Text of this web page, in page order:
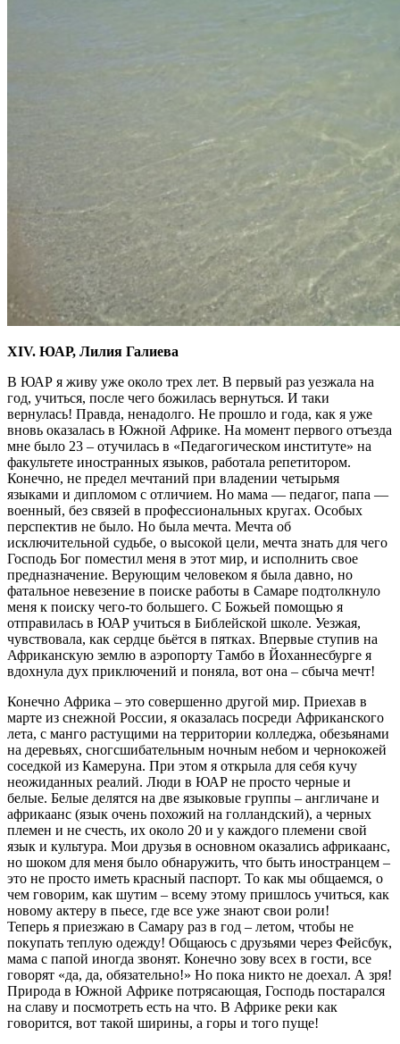
XIV. ЮАР, Лилия Галиева
В ЮАР я живу уже около трех лет. В первый раз уезжала на
год, учиться, после чего божилась вернуться. И таки
вернулась! Правда, ненадолго. Не прошло и года, как я уже
вновь оказалась в Южной Африке. На момент первого отъезда
мне было 23 – отучилась в «Педагогическом институте» на
факультете иностранных языков, работала репетитором.
Конечно, не предел мечтаний при владении четырьмя
языками и дипломом с отличием. Но мама — педагог, папа —
военный, без связей в профессиональных кругах. Особых
перспектив не было. Но была мечта. Мечта об
исключительной судьбе, о высокой цели, мечта знать для чего
Господь Бог поместил меня в этот мир, и исполнить свое
предназначение. Верующим человеком я была давно, но
фатальное невезение в поиске работы в Самаре подтолкнуло
меня к поиску чего-то большего. С Божьей помощью я
отправилась в ЮАР учиться в Библейской школе. Уезжая,
чувствовала, как сердце бьётся в пятках. Впервые ступив на
Африканскую землю в аэропорту Тамбо в Йоханнесбурге я
вдохнула дух приключений и поняла, вот она – сбыча мечт!
Конечно Африка – это совершенно другой мир. Приехав в
марте из снежной России, я оказалась посреди Африканского
лета, с манго растущими на территории колледжа, обезьянами
на деревьях, сногсшибательным ночным небом и чернокожей
соседкой из Камеруна. При этом я открыла для себя кучу
неожиданных реалий. Люди в ЮАР не просто черные и
белые. Белые делятся на две языковые группы – англичане и
африкаанс (язык очень похожий на голландский), а черных
племен и не счесть, их около 20 и у каждого племени свой
язык и культура. Мои друзья в основном оказались африкаанс,
но шоком для меня было обнаружить, что быть иностранцем –
это не просто иметь красный паспорт. То как мы общаемся, о
чем говорим, как шутим – всему этому пришлось учиться, как
новому актеру в пьесе, где все уже знают свои роли!
Теперь я приезжаю в Самару раз в год – летом, чтобы не
покупать теплую одежду! Общаюсь с друзьями через Фейсбук,
мама с папой иногда звонят. Конечно зову всех в гости, все
говорят «да, да, обязательно!» Но пока никто не доехал. А зря!
Природа в Южной Африке потрясающая, Господь постарался
на славу и посмотреть есть на что. В Африке реки как
говорится, вот такой ширины, а горы и того пуще!